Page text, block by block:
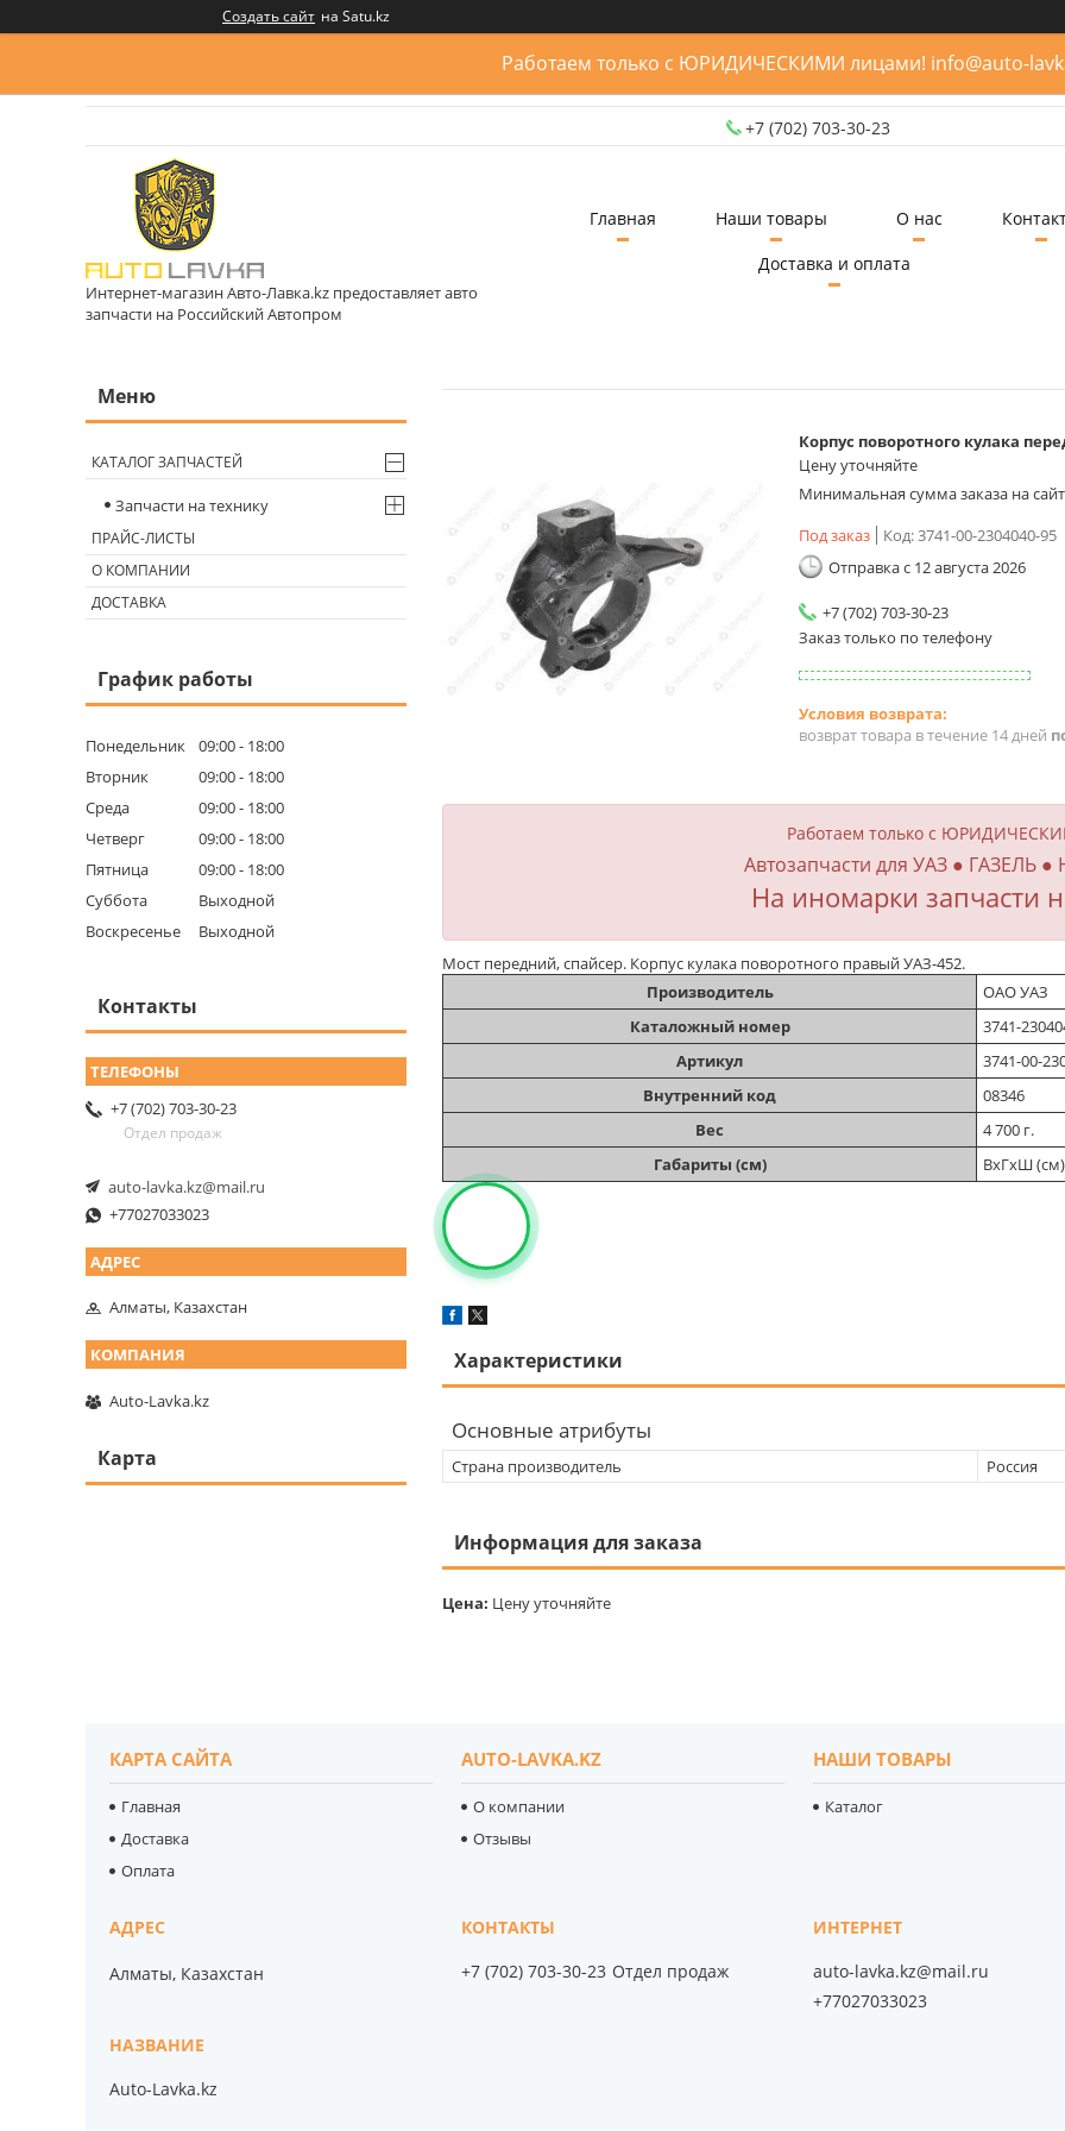
Создать сайт на Satu.kz
Работаем только с ЮРИДИЧЕСКИМИ лицами! info@auto-
+7 (702) 703-30-23
Интернет-магазин Авто-Лавка.kz предоставляет авто
запчасти на Российский Автопром
Главная Наши товары О нас
Доставка и оплата
Корпус поворотного кулака
Цену уточняйте
Минимальная сумма заказа на
Под заказ
Код:3741-00-2304040-95
Отправка с 12 августа 2026
+7 (702) 703-30-23
Заказ только по телефону
возврат товара в течение 14 дней
Работаем только с
Автозапчасти для УАЗ ● ГАЗЕЛЬ
На иномарки запчасти
Мост передний, спайсер. Корпус кулака поворотного правый УАЗ-452.
Производитель
ОАО УАЗ
Каталожный номер
3741-
Артикул
3741-00-
Внутренний код
08346
Вес
4 700 г.
Габариты (см)
ВхГхШ
Характеристики
Основные атрибуты
Страна производитель Россия
Информация для заказа
Цена: Цену уточняйте
КАТАЛОГ ЗАПЧАСТЕЙ
Запчасти на технику
ПРАЙС-ЛИСТЫ
О КОМПАНИИ
ДОСТАВКА
График работы
Понедельник 09:00
18:00
Вторник
09:00
18:00
Среда
09:00
18:00
Четверг
09:00
18:00
Пятница
09:00
18:00
Суббота
Выходной
Воскресенье
Выходной
Контакты
+7 (702) 703-30-23
Отдел продаж
auto-lavka.kz@mail.ru
+77027033023
Алматы, Казахстан
Auto-Lavka.kz
Карта
КАРТА САЙТА
Главная
Доставка
Оплата
AUTO-LAVKA.KZ
О компании
Отзывы
НАШИ ТОВАРЫ
Каталог
Алматы, Казахстан
Auto-Lavka.kz
+7 (702) 703-30-23 Отдел продаж
auto-lavka.kz@mail.ru
+77027033023